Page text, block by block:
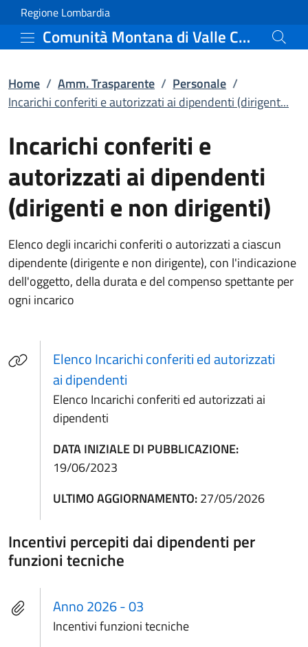
Vai al contenuto principale
Incarichi conferiti e
Regione Lombardia
Comunità Montana di Valle Camonica
Home / Amm. Trasparente / Personale /
Incarichi conferiti e autorizzati ai dipendenti (dirigent...
Incarichi conferiti e
autorizzati ai dipendenti
(dirigenti e non dirigenti)
Elenco degli incarichi conferiti o autorizzati a ciascun
dipendente (dirigente e non dirigente), con l'indicazione
dell'oggetto, della durata e del compenso spettante per
ogni incarico
Elenco Incarichi conferiti ed autorizzati
ai dipendenti
Elenco Incarichi conferiti ed autorizzati ai
dipendenti
DATA INIZIALE DI PUBBLICAZIONE:
19/06/2023
ULTIMO AGGIORNAMENTO:27/05/2026
Incentivi percepiti dai dipendenti per
funzioni tecniche
Anno 2026 - 03
Incentivi funzioni tecniche